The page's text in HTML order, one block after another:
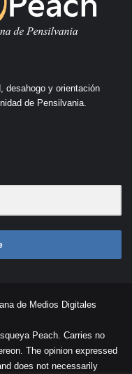
desahogo y orientación
de Pensilvania.
de Medios Digitales
Peach. Carries no
The opinion expressed
does not necessarily